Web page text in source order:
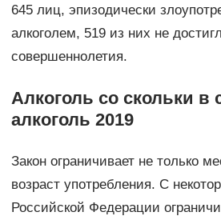
645 лиц, эпизодически
алкоголем, 519 из них не
совершеннолетия.
Алкоголь со скольки в
алкоголь 2019
Закон ограничивает не только
возраст употребления. С
Российской Федерации